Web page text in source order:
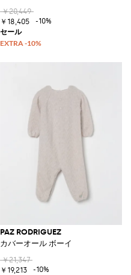
￥20,449
￥18,405
-10%
PAZ RODRIGUEZ
カバーオール ボーイ
￥21,347
￥19,213
-10%